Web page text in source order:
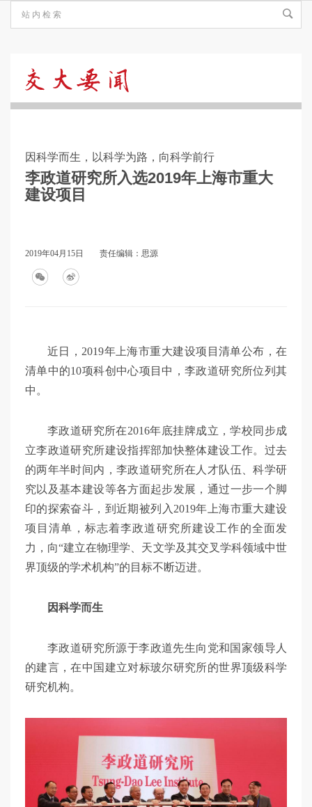
@
因科学而生，以科学为路，向科学前行
李政道研究所入选2019年上海市重大
建设项目
2019年04月15日 责任编辑：思源
近日，2019年上海市重大建设项目清单公布，在
清单中的10项科创中心项目中，李政道研究所位列其
中。
李政道研究所在2016年底挂牌成立，学校同步成
立李政道研究所建设指挥部加快整体建设工作。过去
的两年半时间内，李政道研究所在人才队伍、科学研
究以及基本建设等各方面起步发展，通过一步一个脚
印的探索奋斗，到近期被列入2019年上海市重大建设
项目清单，标志着李政道研究所建设工作的全面发
力，向“建立在物理学、天文学及其交叉学科领域中世
界顶级的学术机构”的目标不断迈进。
因科学而生
李政道研究所源于李政道先生向党和国家领导人
的建言，在中国建立对标玻尔研究所的世界顶级科学
研究机构。